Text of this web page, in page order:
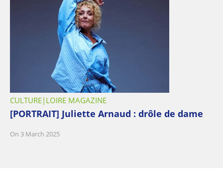
CULTURE LOIRE MAGAZINE
[PORTRAIT] Juliette Arnaud : drôle de dame
On 3 March 2025